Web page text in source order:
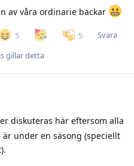
av våra ordinarie backar
5 5
Svara
gillar detta
diskuteras här eftersom alla
under en säsong (speciellt